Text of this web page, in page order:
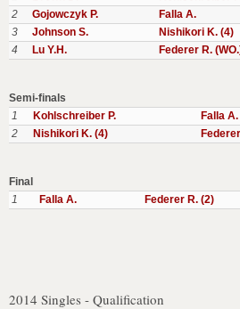
2
Gojowczyk P. Falla A.
3
Johnson S. Nishikori K. (4)
4
Lu Y.H. Federer R.
Semi-finals
1
Kohlschreiber P. Falla A.
2
Nishikori K. (4)
Final
1
Falla A. Federer R. (2)
2014 Singles - Qualification